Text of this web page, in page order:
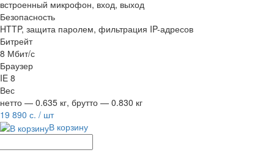
встроенный микрофон, вход, выход
Безопасность
HTTP, защита паролем, фильтрация IP-адресов
Битрейт
8 Мбит/с
Браузер
IE 8
Вес
нетто — 0.635 кг, брутто — 0.830 кг
19 890 с. / шт
В корзину